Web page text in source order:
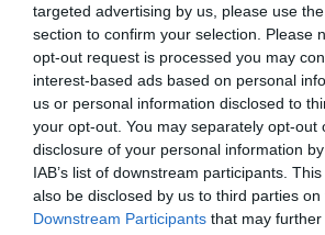
targeted advertising by us, please use
section to confirm your selection. Please
opt-out request is processed you may
interest-based ads based on personal
us or personal information disclosed to
your opt-out. You may separately opt-out
disclosure of your personal information
IAB’s list of downstream participants.
also be disclosed by us to third parties on
Downstream Participants that may
kein Versteckspiel, keine Sehnsucht
nacheinander..etc..
Du wirst mit ihm eine Beziehung
Alltag aufbauen.etc..
Könnte er dir auch so interessant
normalen Umständen?
Viel Glück und Erfolg für DICH!